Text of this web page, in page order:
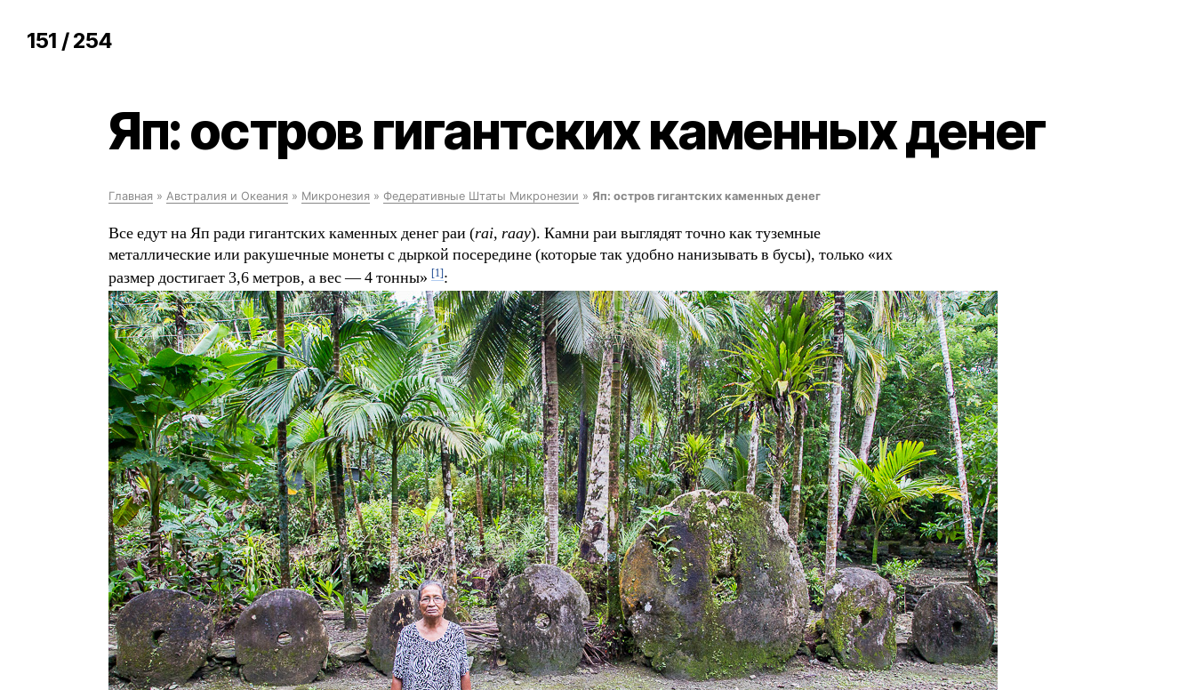
151 / 254
Яп: остров гигантских каменных денег
Главная » Австралия и Океания » Микронезия » Федеративные Штаты Микронезии » Яп: остров гигантских каменных денег
Все едут на Яп ради гигантских каменных денег раи (rai, raay). Камни раи выглядят точно как туземные
металлические или ракушечные монеты с дыркой посередине (которые так удобно нанизывать в бусы), только «их
размер достигает 3,6 метров, а вес — 4 тонны» [1]: